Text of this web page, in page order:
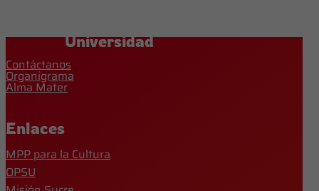
Universidad
Contáctanos
Organigrama
Alma Mater
Enlaces
MPP para la Cultura
OPSU